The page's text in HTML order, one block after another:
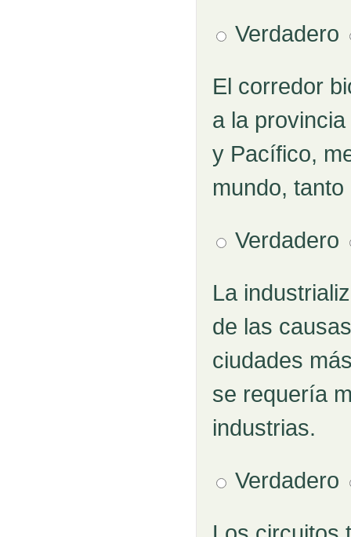
Verdadero
Pregunta 6
El corredor
a la
y Pacífico,
mundo,
Verdadero
Pregunta 7
La
de las
ciudades
se requería
industrias.
Verdadero
Pregunta 8